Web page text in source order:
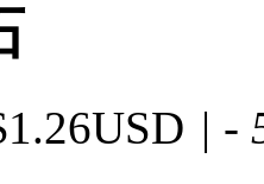
| -